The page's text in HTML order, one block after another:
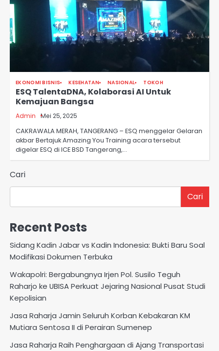
EKONOMI BISNIS KESEHATAN NASIONAL TOKOH
ESQ TalentaDNA, Kolaborasi AI Untuk
Kemajuan Bangsa
Admin Mei 25, 2025
CAKRAWALA MERAH, TANGERANG – ESQ menggelar Gelaran
akbar Bertajuk Amazing You Training acara tersebut
digelar ESQ di ICE BSD Tangerang,…
Cari
Cari
Recent Posts
Sidang Kadin Jabar vs Kadin Indonesia: Bukti Baru Soal
Modifikasi Dokumen Terbuka
Wakapolri: Bergabungnya Irjen Pol. Susilo Teguh
Raharjo ke UBISA Perkuat Jejaring Nasional Pusat Studi
Kepolisian
Jasa Raharja Jamin Seluruh Korban Kebakaran KM
Mutiara Sentosa II di Perairan Sumenep
Jasa Raharja Raih Penghargaan di Ajang Transportasi